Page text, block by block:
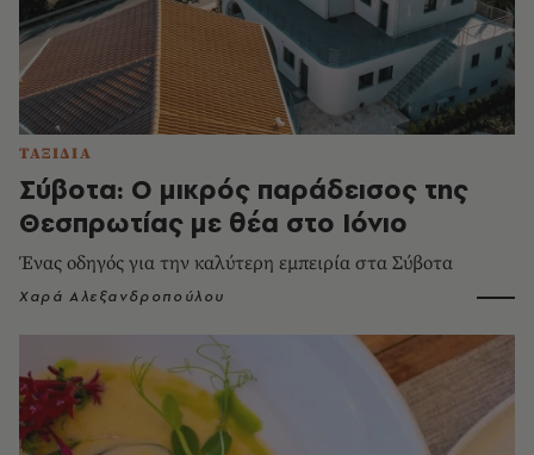
ΤΑΞΙΔΙΑ
Σύβοτα: Ο μικρός παράδεισος της
Θεσπρωτίας με θέα στο Ιόνιο
Ένας οδηγός για την καλύτερη εμπειρία στα Σύβοτα
Χαρά Αλεξανδροπούλου